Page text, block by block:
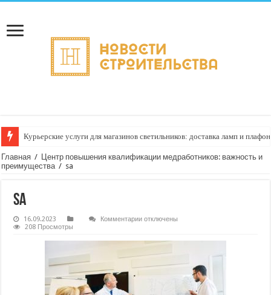
Курьерские услуги для магазинов светильников: доставка ламп и
Главная / Центр повышения квалификации медработников: важность и
преимущества / sa
sa
16.09.2023 Комментариикотключены
208 Просмотры